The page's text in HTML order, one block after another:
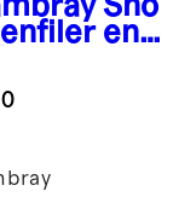
en
pour